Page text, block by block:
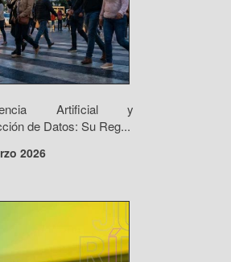
Artificial y
de Datos: Su Reg...
2026